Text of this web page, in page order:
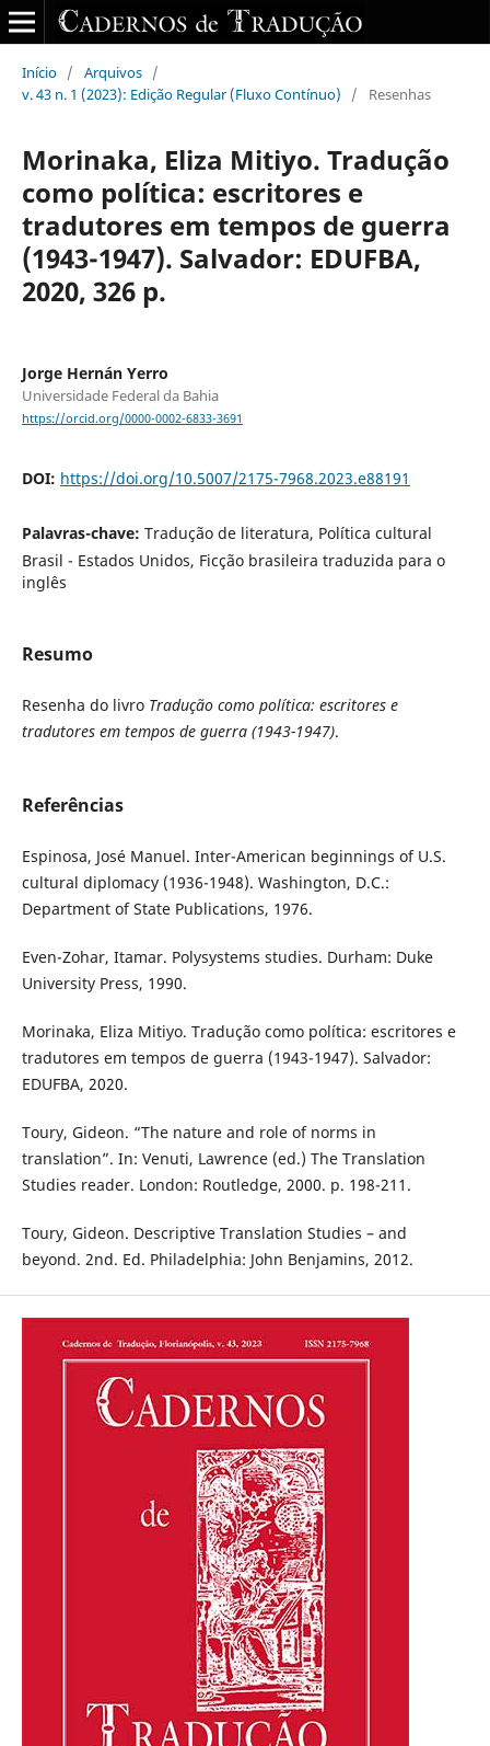
Início / Arquivos /
v. 43 n. 1 (2023): Edição Regular (Fluxo Contínuo)
/ Resenhas
Morinaka, Eliza Mitiyo. Tradução
como política: escritores e
tradutores em tempos de guerra
(1943-1947). Salvador: EDUFBA,
2020, 326 p.
Jorge Hernán Yerro
Universidade Federal da Bahia
https://orcid.org/0000-0002-6833-3691
DOI: https://doi.org/10.5007/2175-7968.2023.e88191
Palavras-chave: Tradução de literatura, Política cultural
Brasil - Estados Unidos, Ficção brasileira traduzida para o
inglês
Resumo
Resenha do livro Tradução como política: escritores e
tradutores em tempos de guerra (1943-1947).
Referências
Espinosa, José Manuel. Inter-American beginnings of U.S.
cultural diplomacy (1936-1948). Washington, D.C.:
Department of State Publications, 1976.
Even-Zohar, Itamar. Polysystems studies. Durham: Duke
University Press, 1990.
Morinaka, Eliza Mitiyo. Tradução como política: escritores e
tradutores em tempos de guerra (1943-1947). Salvador:
EDUFBA, 2020.
Toury, Gideon. “The nature and role of norms in
translation”. In: Venuti, Lawrence (ed.) The Translation
Studies reader. London: Routledge, 2000. p. 198-211.
Toury, Gideon. Descriptive Translation Studies – and
beyond. 2nd. Ed. Philadelphia: John Benjamins, 2012.